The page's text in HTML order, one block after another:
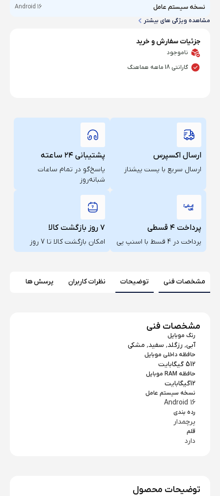
نسخه سیستم عامل
Android 16
مشاهده ویژگی های بیشتر
جزئیات سفارش و خرید
ناموجود
گارانتی 18 ماهه هماهنگ
ارسال اکسپرس
ارسال سریع با پست پیشتاز
پشتیبانی ۲۴ ساعته
پاسخ‌گو در تمام ساعات
شبانه‌روز
پرداخت ۴ قسطی
پرداخت در 4 قسط با اسنپ پی
۷ روز بازگشت کالا
امکان بازگشت کالا تا 7 روز
مشخصات فنی توضیحات نظرات کاربران پرسش ها
مشخصات فنی
رنگ موبایل
آبی, رزگلد, سفید, مشکی
حافظه داخلی موبایل
512 گیگابایت
حافظه RAM موبایل
12گیگابایت
نسخه سیستم عامل
Android 16
رده بندی
پرچمدار
قلم
دارد
توضیحات محصول